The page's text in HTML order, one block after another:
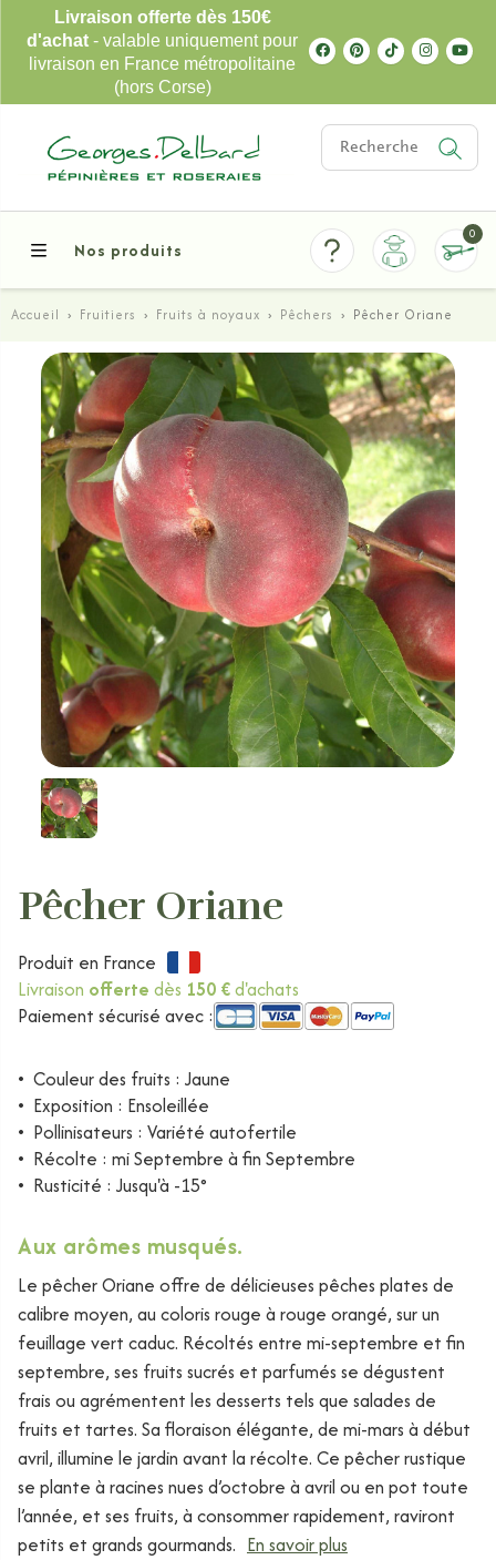
Livraison offerte dès 150€
d'achat - valable uniquement pour
livraison en France métropolitaine
(hors Corse)
Nos produits
0
Accueil › Fruitiers › Fruits à noyaux › Pêchers › Pêcher Oriane
Pêcher Oriane
Produit en France
Livraison offerte dès 150 €d'achats
Paiement sécurisé avec :
• Couleur des fruits : Jaune
• Exposition : Ensoleillée
• Pollinisateurs : Variété autofertile
• Récolte : mi Septembre à fin Septembre
• Rusticité : Jusqu'à -15°
Aux arômes musqués.
Le pêcherOriane offre de délicieuses pêches plates de
calibre moyen, au coloris rouge à rouge orangé, sur un
feuillage vert caduc. Récoltés entre mi-septembre et fin
septembre, ses fruits sucrés et parfumés se dégustent
frais ou agrémentent les desserts tels que salades de
fruits et tartes. Sa floraison élégante, de mi-mars à début
avril, illumine le jardin avant la récolte. Ce pêcher rustique
se plante à racines nues d’octobre à avril ou en pot toute
l’année, et ses fruits, à consommer rapidement, raviront
petits et grands gourmands. En savoir plus